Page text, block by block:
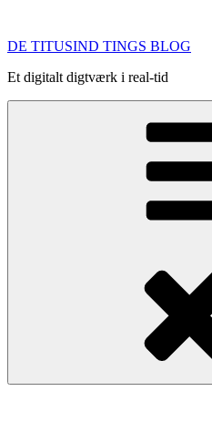
indhold
DE TITUSIND TINGS BLOG
Et digitalt digtværk i real-tid